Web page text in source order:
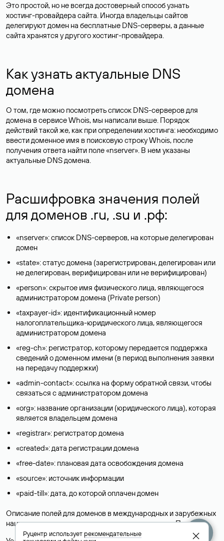
Это простой, но не всегда достоверный способ узнать
хостинг-провайдера сайта. Иногда владельцы сайтов
делегируют домен на бесплатные DNS-серверы, а данные
сайта хранятся у другого хостинг-провайдера.
Как узнать актуальные DNS
домена
О том, где можно посмотреть список DNS-серверов для
домена в сервисе Whois, мы написали выше. Порядок
действий такой же, как при определении хостинга: необходимо
ввести доменное имя в поисковую строку Whois, после
получения ответа найти поле «nserver». В нем указаны
актуальные DNS домена.
Расшифровка значения полей
для доменов .ru, .su и .рф:
«nserver»: список DNS-серверов, на которые делегирован
домен
«state»: статус домена (зарегистрирован, делегирован или
не делегирован, верифицирован или не верифицирован)
«person»: скрытое имя физического лица, являющегося
администратором домена (Privatе person)
«taxpayer-id»: идентификационный номер
налогоплательщика-юридического лица, являющегося
администратором домена
«reg-ch»: регистратор, которому передается поддержка
сведений о доменном имени (в период выполнения заявки
на передачу поддержки)
«admin-contact»: ссылка на форму обратной связи, чтобы
связаться с администратором домена
«org»: название организации (юридического лица), которая
является владельцем домена
«registrar»: регистратор домена
«created»: дата регистрации домена
«free-date»: плановая дата освобождения домена
«source»: источник информации
«paid-till»: дата, до которой оплачен домен
Описание полей для доменов в международных и зарубежных
национальных доменах представлены в разделе «Помощь».
Руцентр используетрекомендательные